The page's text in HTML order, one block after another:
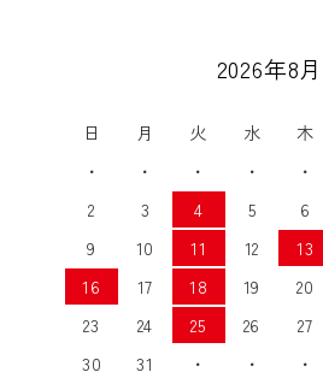
2026年8月
日 月 火 水 木
・
・ ・ ・ ・
2
3 4 5 6
9
10 11 12 13
16
17 18 19 20
23
24 25 26 27
30
31 ・ ・ ・